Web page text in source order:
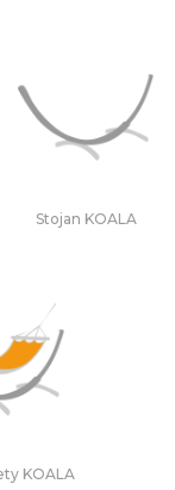
Stojan KOALA
KOALA